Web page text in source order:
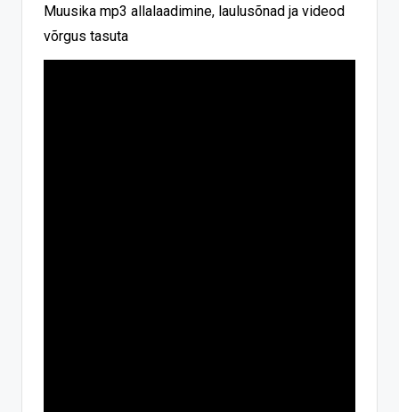
Muusika mp3 allalaadimine, laulusõnad ja videod
võrgus tasuta